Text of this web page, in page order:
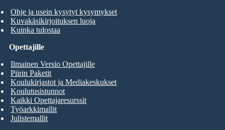
Ohje ja usein kysytyt kysymykset
Kuvakäsikirjoituksen luoja
Kuinka tulostaa
Opettajille
Ilmainen Versio Opettajille
Piirin Paketit
Koulukirjastot ja Mediakeskukset
Koulutusistunnot
Kaikki Opettajaresurssit
Työarkkimallit
Julistemallit